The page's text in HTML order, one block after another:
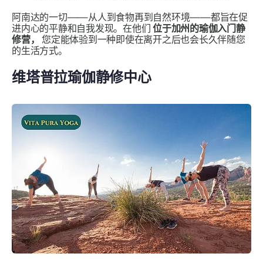
阿南达的一切——从人到食物再到自然环境——都旨在促
进内心的平静和自我发现。在他们位于加州的瑜伽入门静
修营，
您定能体验到一种即使在离开之后也会长久伴随您
的生活方式。
维塔普拉瑜伽静修中心